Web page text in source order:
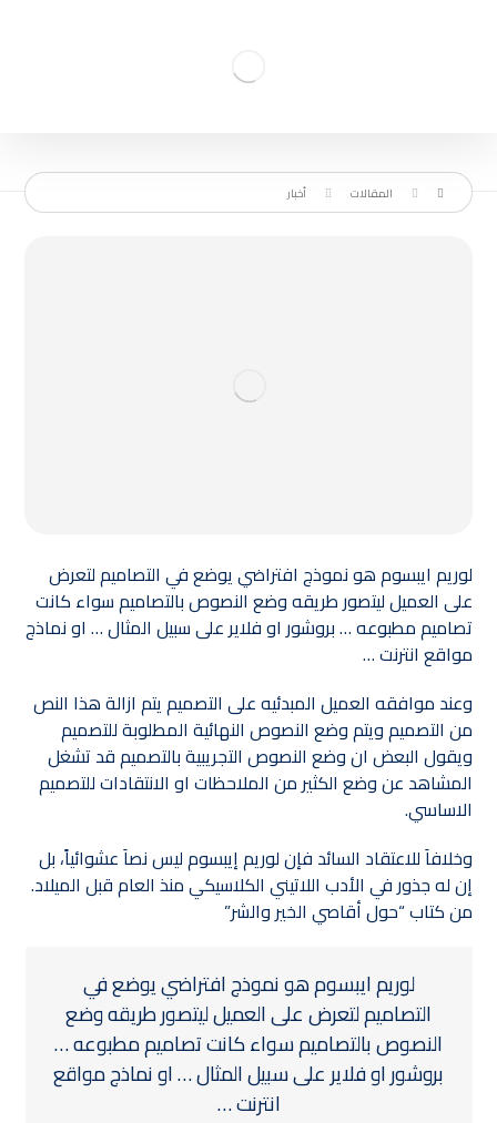
المقالات أخبار
لوريم ايبسوم هو نموذج افتراضي يوضع في التصاميم لتعرض
على العميل ليتصور طريقه وضع النصوص بالتصاميم سواء كانت
تصاميم مطبوعه … بروشور او فلاير على سبيل المثال … او نماذج
مواقع انترنت …
وعند موافقه العميل المبدئيه على التصميم يتم ازالة هذا النص
من التصميم ويتم وضع النصوص النهائية المطلوبة للتصميم
ويقول البعض ان وضع النصوص التجريبية بالتصميم قد تشغل
المشاهد عن وضع الكثير من الملاحظات او الانتقادات للتصميم
الاساسي.
وخلافاَ للاعتقاد السائد فإن لوريم إيبسوم ليس نصاَ عشوائياً، بل
إن له جذور في الأدب اللاتيني الكلاسيكي منذ العام قبل الميلاد.
من كتاب “حول أقاصي الخير والشر”
لوريم ايبسوم هو نموذج افتراضي يوضع في
التصاميم لتعرض على العميل ليتصور طريقه وضع
النصوص بالتصاميم سواء كانت تصاميم مطبوعه …
بروشور او فلاير على سبيل المثال … او نماذج مواقع
انترنت …